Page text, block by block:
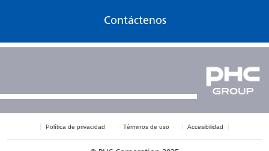
Contáctenos
Política de privacidad Términos de uso Accesibilidad